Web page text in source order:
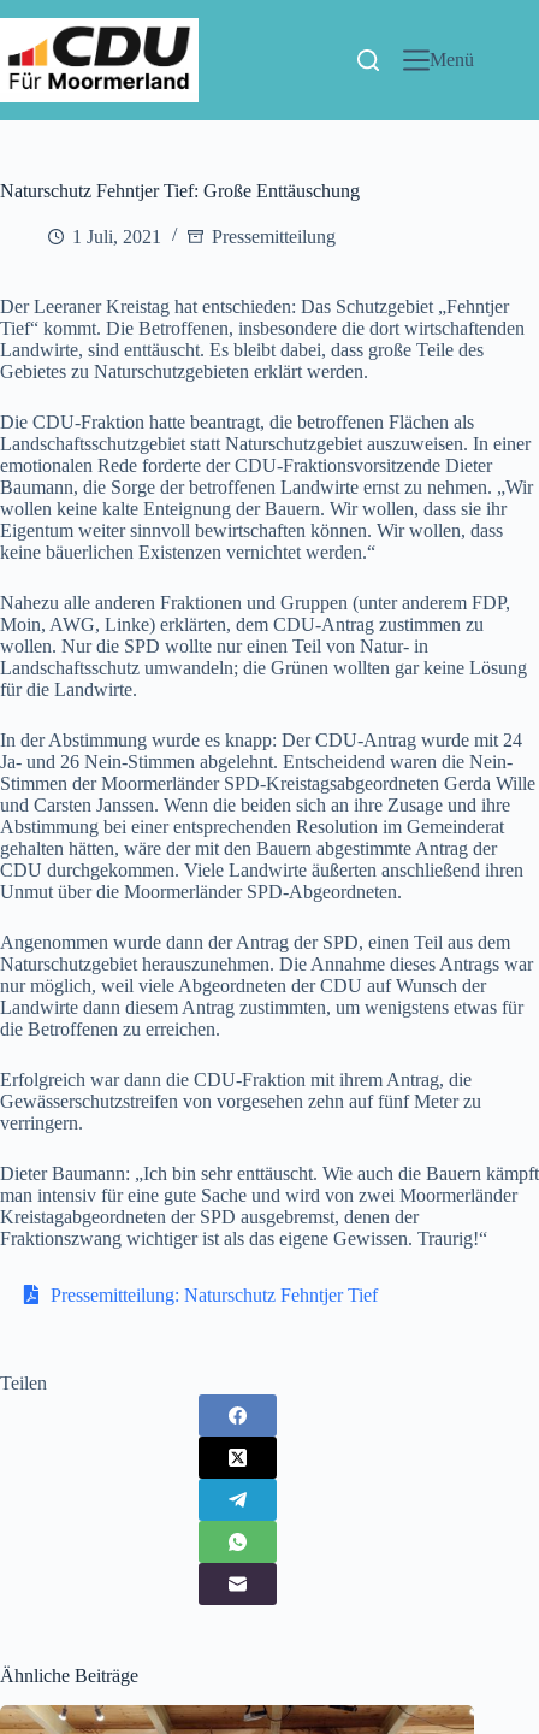
Menü
Naturschutz Fehntjer Tief: Große Enttäuschung
1 Juli, 2021 Pressemitteilung
Der Leeraner Kreistag hat entschieden: Das Schutzgebiet „Fehntjer
Tief“ kommt. Die Betroffenen, insbesondere die dort wirtschaftenden
Landwirte, sind enttäuscht. Es bleibt dabei, dass große Teile des
Gebietes zu Naturschutzgebieten erklärt werden.
Die CDU-Fraktion hatte beantragt, die betroffenen Flächen als
Landschaftsschutzgebiet statt Naturschutzgebiet auszuweisen. In einer
emotionalen Rede forderte der CDU-Fraktionsvorsitzende Dieter
Baumann, die Sorge der betroffenen Landwirte ernst zu nehmen. „Wir
wollen keine kalte Enteignung der Bauern. Wir wollen, dass sie ihr
Eigentum weiter sinnvoll bewirtschaften können. Wir wollen, dass
keine bäuerlichen Existenzen vernichtet werden.“
Nahezu alle anderen Fraktionen und Gruppen (unter anderem FDP,
Moin, AWG, Linke) erklärten, dem CDU-Antrag zustimmen zu
wollen. Nur die SPD wollte nur einen Teil von Natur- in
Landschaftsschutz umwandeln; die Grünen wollten gar keine Lösung
für die Landwirte.
In der Abstimmung wurde es knapp: Der CDU-Antrag wurde mit 24
Ja- und 26 Nein-Stimmen abgelehnt. Entscheidend waren die Nein-
Stimmen der Moormerländer SPD-Kreistagsabgeordneten Gerda Wille
und Carsten Janssen. Wenn die beiden sich an ihre Zusage und ihre
Abstimmung bei einer entsprechenden Resolution im Gemeinderat
gehalten hätten, wäre der mit den Bauern abgestimmte Antrag der
CDU durchgekommen. Viele Landwirte äußerten anschließend ihren
Unmut über die Moormerländer SPD-Abgeordneten.
Angenommen wurde dann der Antrag der SPD, einen Teil aus dem
Naturschutzgebiet herauszunehmen. Die Annahme dieses Antrags war
nur möglich, weil viele Abgeordneten der CDU auf Wunsch der
Landwirte dann diesem Antrag zustimmten, um wenigstens etwas für
die Betroffenen zu erreichen.
Erfolgreich war dann die CDU-Fraktion mit ihrem Antrag, die
Gewässerschutzstreifen von vorgesehen zehn auf fünf Meter zu
verringern.
Dieter Baumann: „Ich bin sehr enttäuscht. Wie auch die Bauern kämpft
man intensiv für eine gute Sache und wird von zwei Moormerländer
Kreistagabgeordneten der SPD ausgebremst, denen der
Fraktionszwang wichtiger ist als das eigene Gewissen. Traurig!“
Pressemitteilung: Naturschutz Fehntjer Tief
Teilen
Ähnliche Beiträge